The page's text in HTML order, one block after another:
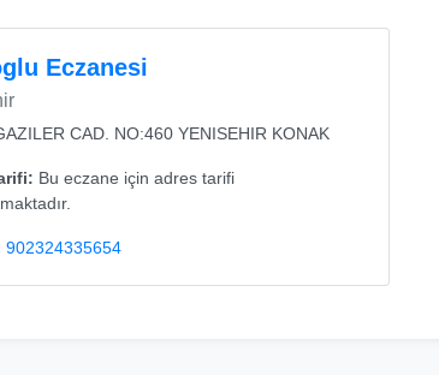
Eczanesi
CAD. NO:460 YENISEHIR KONAK
Bu eczane için adres tarifi
902324335654